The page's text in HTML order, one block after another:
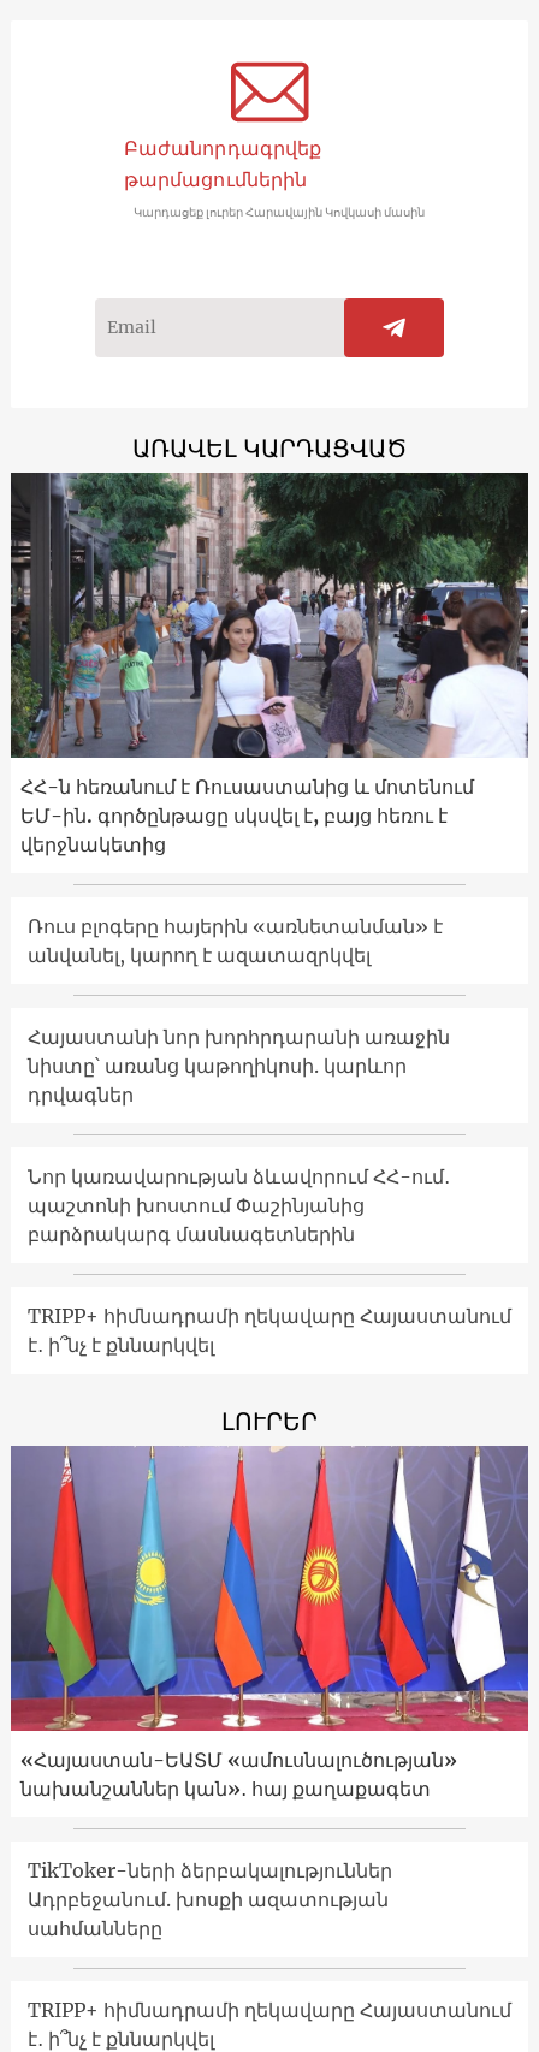
Բաժանորդագրվեք
թարմացումներին
Կարդացեք լուրեր Հարավային Կովկասի մասին
ԱՌԱՎԵԼ ԿԱՐԴԱՑՎԱԾ
ՀՀ-ն հեռանում է Ռուսաստանից և մոտենում
ԵՄ-ին. գործընթացը սկսվել է, բայց հեռու է
վերջնակետից
Ռուս բլոգերը հայերին «առնետանման» է
անվանել, կարող է ազատազրկվել
Հայաստանի նոր խորհրդարանի առաջին
նիստը՝ առանց կաթողիկոսի. կարևոր
դրվագներ
Նոր կառավարության ձևավորում ՀՀ-ում․
պաշտոնի խոստում Փաշինյանից
բարձրակարգ մասնագետներին
TRIPP+ հիմնադրամի ղեկավարը Հայաստանում
է․ ի՞նչ է քննարկվել
ԼՈՒՐԵՐ
«Հայաստան-ԵԱՏՄ «ամուսնալուծության»
նախանշաններ կան»․ հայ քաղաքագետ
TikToker-ների ձերբակալություններ
Ադրբեջանում. խոսքի ազատության
սահմանները
TRIPP+ հիմնադրամի ղեկավարը Հայաստանում
է․ ի՞նչ է քննարկվել